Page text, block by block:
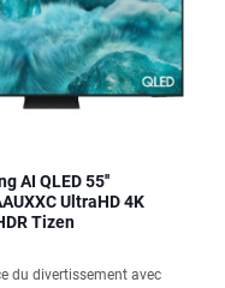
AI QLED 55''
UltraHD 4K
Tizen
du divertissement avec